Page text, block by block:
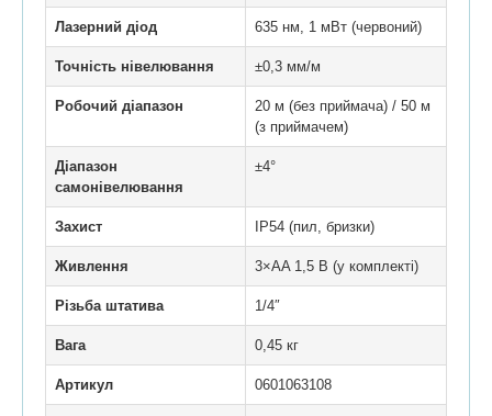
Лазерний діод 635 нм, 1 мВт (червоний)
Точність нівелювання ±0,3 мм/м
Робочий діапазон
20 м (без приймача) / 50 м
(з приймачем)
Діапазон
самонівелювання
±4°
Захист IP54 (пил, бризки)
Живлення 3×AA 1,5 В (у комплекті)
Різьба штатива 1/4″
Вага 0,45 кг
Артикул 0601063108